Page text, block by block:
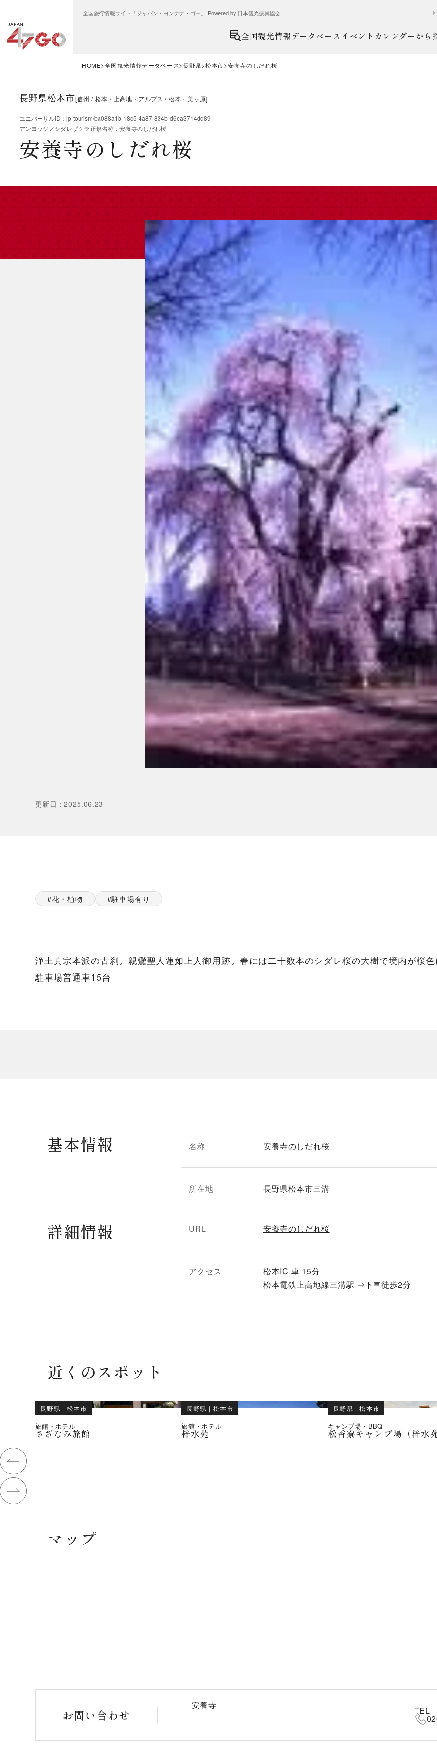
全国旅行情報サイト「ジャパン・ヨンナナ・ゴー」 Powered by 日本観光振興協会
全国観光情報データベース イベントカレンダーから
HOME 全国観光情報データベース 長野県 松本市 安養寺のしだれ桜
長野県松本市[信州 松本・上高地・アルプス 松本・美ヶ原]
ユニバーサルID ： jp-tourism/ba088a1b-18c5-4a87-834b-d6ea3714dd89
アンヨウジノシダレザクラ正規名称 ： 安養寺のしだれ桜
安養寺のしだれ桜
更新日 ：2025.06.23
花・植物 駐車場有り
浄土真宗本派の古刹。親鸞聖人蓮如上人御用跡。春には二十数本のシダレ桜の大樹で境内が桜
駐車場普通車15台
基本情報 名称 安養寺のしだれ桜
所在地 長野県松本市三溝
詳細情報 URL 安養寺のしだれ桜
アクセス
松本IC 車 15分
松本電鉄上高地線三溝駅 ⇒下車徒歩2分
近くのスポット
長野県 ｜松本市
旅館・ホテル
さざなみ旅館
長野県 ｜松本市
旅館・ホテル
梓水苑
長野県 ｜松本市
キャンプ場・BBQ
松香寮キャンプ場（梓水
マップ
お問い合わせ
安養寺
TEL